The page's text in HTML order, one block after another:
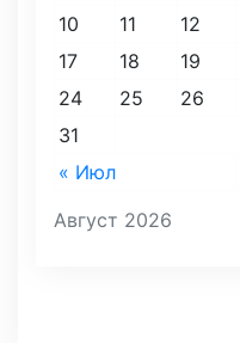
Август 2026
« Июл
10
11 12
17
18 19
24
25 26
31